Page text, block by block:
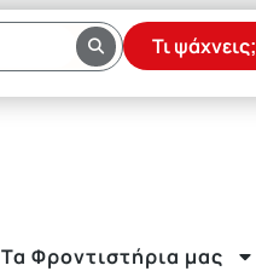
Τι ψάχνεις;
Τα Φροντιστήρια μας